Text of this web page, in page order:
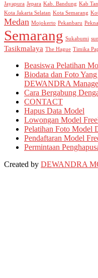
Jayapura Jepara Kab. Bandung Kab
Kota Jakarta Selatan Kota Semarang
Medan Mojokerto Pekanbaru
Semarang Sukabumi
Tasikmalaya The Hague Timika
Beasiswa Pelatihan
Biodata dan Foto
DEWANDRA
Cara Bergabung
CONTACT
Hapus Data Model
Lowongan Model
Pelatihan Foto Model
Pendaftaran Model
Permintaan
Created by DEWANDRA